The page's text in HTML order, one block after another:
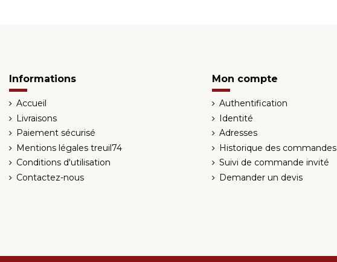
Informations
Accueil
Livraisons
Paiement sécurisé
Mentions légales treuil74
Conditions d'utilisation
Contactez-nous
Mon compte
Authentification
Identité
Adresses
Historique des commandes
Suivi de commande invité
Demander un devis